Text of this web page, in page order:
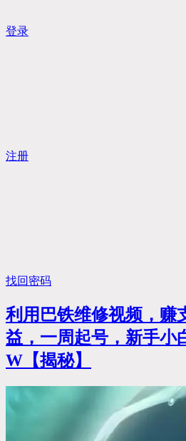
登录
注册
找回密码
利用巴铁维修视频，赚
益，一周起号，新手小
W【揭秘】